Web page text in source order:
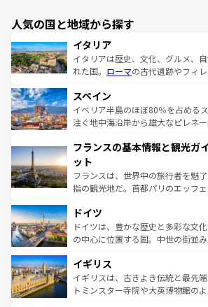
人気の国と地域から探す
イタリア
イタリアは歴史、文化、グルメ、
れた国。 ローマの古代遺跡やフィ
ろん、トスカーナの美しい田園風景
景など、自然景観も見逃せない。
ピザやパスタなど、絶品のイタリ
ませてくれるイタリアで、忘れら
なお、新着のイタリア情報は
しい。
スペイン
イベリア半島のほぼ80％を占める
注ぐ地中海沿岸から雄大なピレネ
文化が根付くこの国では、情熱的
れる闘牛、そして美味しいタパスが
る。首都マドリードの洗練された
アートに溢れた街角から、地方で
せる。地方によって風土や気候が
性で訪れる人を
ンテンツ一覧を参照してほしい。
フランスの基本情報と観光ガ
ット
フランスは、世界中の旅行者を魅
指の観光地だ。首都パリのエッフ
で、幅広い魅力が詰まっている。
聖堂、美しいビーチ、そして豊か
から魅了する。また、フランスは
いる。シャンパンの発祥地であるラ
香り高いラベンダー畑など、多彩
らに、パリ以外の地域にも魅力が
ドイツ
ドイツは、豊かな歴史と多彩な文
の中心に位置する国。中世の街並
顔を持つこの国は、どこを歩いても
ルリンの文化的活気、バイエルン
してライン川沿いのワイン畑とい
イギリス
イギリスは、古きよき伝統と最先
トミンスター寺院や大英博物館の